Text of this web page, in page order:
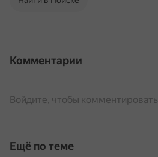
Комментарии
Войдите, чтобы комментировать
Ещё по теме